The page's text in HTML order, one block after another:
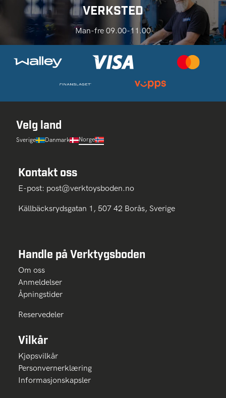
VERKSTED
Man-fre 09.00-11.00
Velg land
Sverige Danmark Norge
Kontakt oss
E-post: post@verktoysboden.no
Källbäcksrydsgatan 1, 507 42 Borås, Sverige
Handle på Verktygsboden
Om oss
Anmeldelser
Åpningstider
Reservedeler
Vilkår
Kjøpsvilkår
Personvernerklæring
Informasjonskapsler